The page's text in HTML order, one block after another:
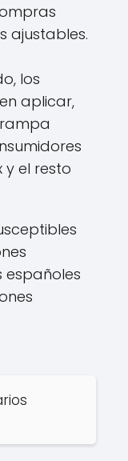
ajustables.
los
aplicar,
y el resto